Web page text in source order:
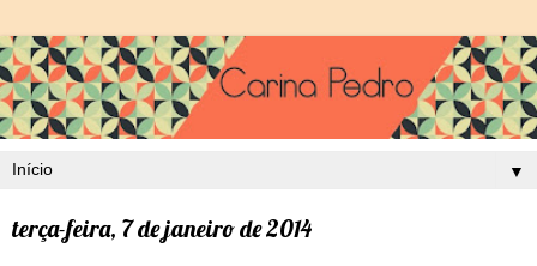
▼
terça-feira, 7 de janeiro de 2014